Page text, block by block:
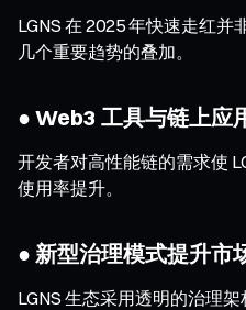
LGNS 在 2025 年快速走红
几个重要趋势的叠加。
● Web3 工具与链上应
开发者对高性能链的需求使
使用率提升。
● 新型治理模式提升市
LGNS 生态采用透明的治理